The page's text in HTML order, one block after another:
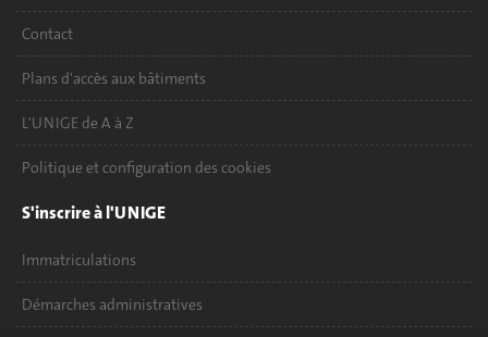
Contact
Plans d'accès aux bâtiments
L'UNIGE de A à Z
Politique et configuration des cookies
S'inscrire à l'UNIGE
Immatriculations
Démarches administratives